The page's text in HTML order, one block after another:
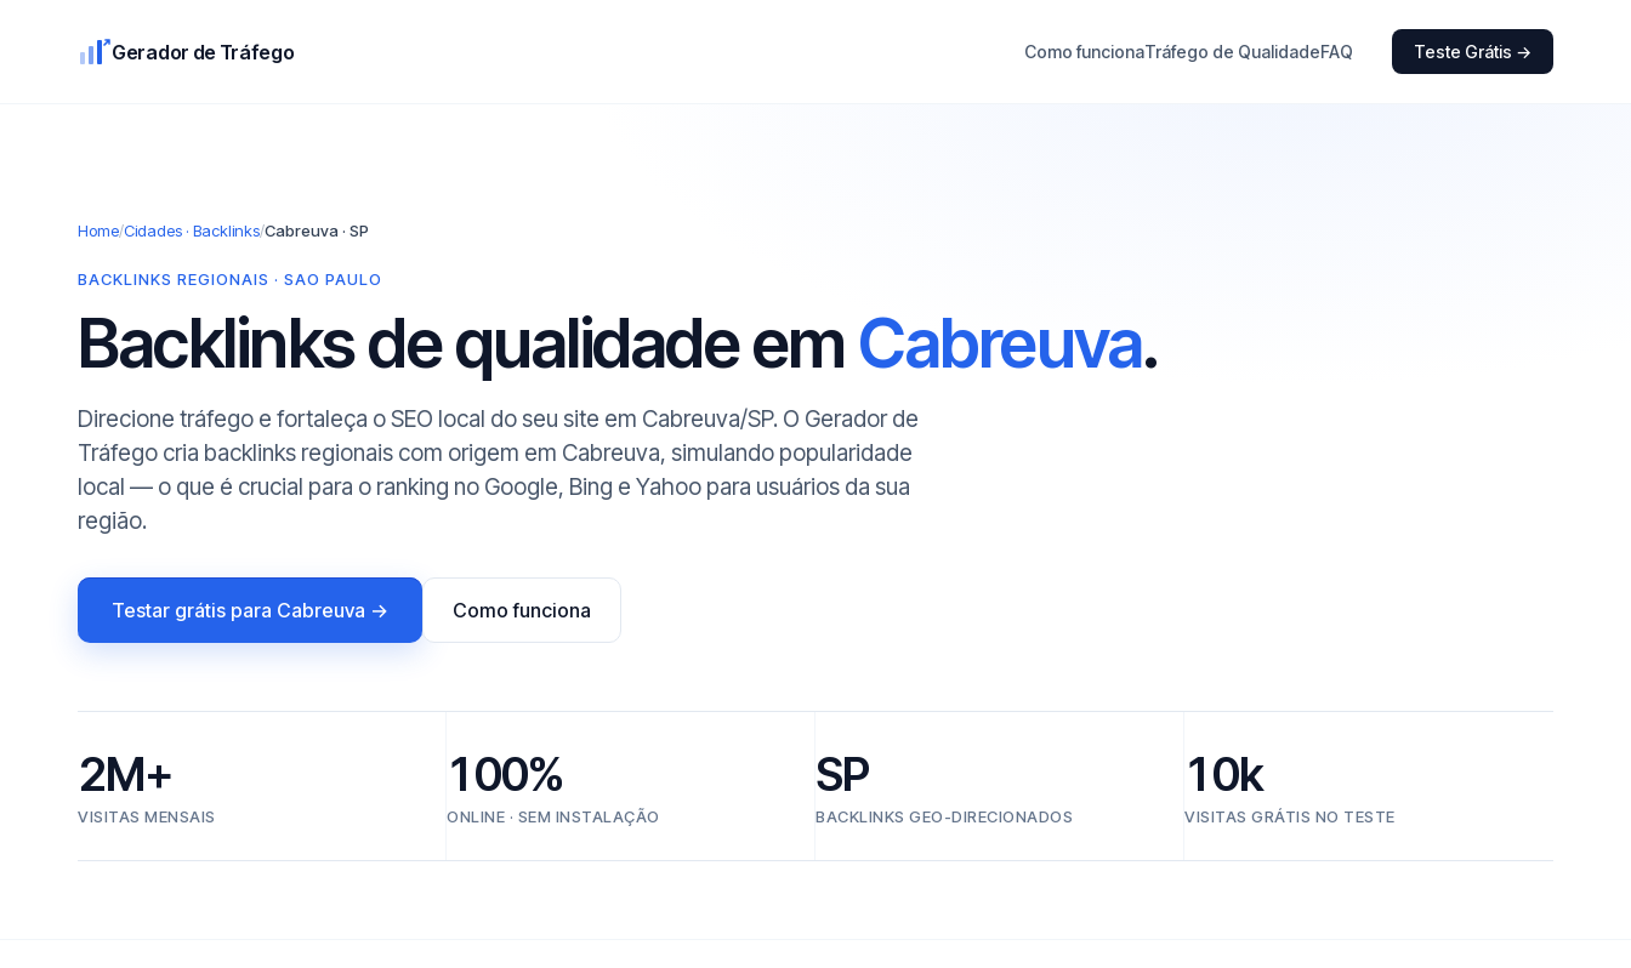
Gerador de Tráfego Como funcionaTráfego de QualidadeFAQ Teste Grátis →
Home/Cidades · Backlinks/Cabreuva · SP
BACKLINKS REGIONAIS · SAO PAULO
Backlinks de qualidade em Cabreuva.
Direcione tráfego e fortaleça o SEO local do seu site em Cabreuva/SP. O Gerador de
Tráfego cria backlinks regionais com origem em Cabreuva, simulando popularidade
local — o que é crucial para o ranking no Google, Bing e Yahoo para usuários da sua
região.
Testar grátis para Cabreuva → Como funciona
2M+
VISITAS MENSAIS
100%
ONLINE · SEM INSTALAÇÃO
SP
BACKLINKS GEO-DIRECIONADOS
10k
VISITAS GRÁTIS NO TESTE